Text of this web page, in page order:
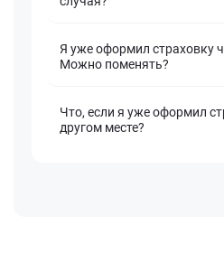
Я уже оформил страховку
Можно поменять?
Что, если я уже оформил
другом месте?